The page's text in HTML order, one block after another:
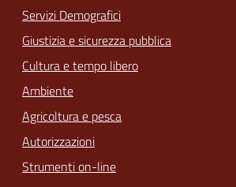
Servizi Demografici
Giustizia e sicurezza pubblica
Cultura e tempo libero
Ambiente
Agricoltura e pesca
Autorizzazioni
Strumenti on-line